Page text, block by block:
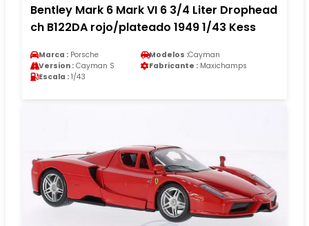
Bentley Mark 6 Mark VI 6 3/4 Liter Drophead
ch B122DA rojo/plateado 1949 1/43 Kess
Marca : Porsche Modelos :Cayman
Version : Cayman S Fabricante : Maxichamps
Escala : 1/43